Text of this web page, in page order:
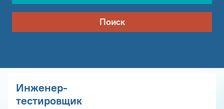
Поиск
Инженер-
тестировщик